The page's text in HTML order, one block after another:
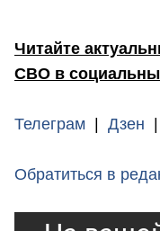
Читайте
СВО в
Телеграм | Дзен |
Обратиться в